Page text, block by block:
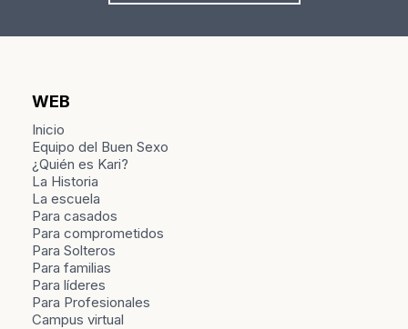
WEB
Inicio
Equipo del Buen Sexo
¿Quién es Kari?
La Historia
La escuela
Para casados
Para comprometidos
Para Solteros
Para familias
Para líderes
Para Profesionales
Campus virtual